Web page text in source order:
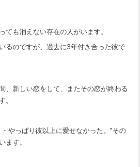
ても消えない存在の人がいます。
るのですが、過去に3年付き合った彼で
、新しい恋をして、またその恋が終わる
。
やっぱり彼以上に愛せなかった。”その
ます。